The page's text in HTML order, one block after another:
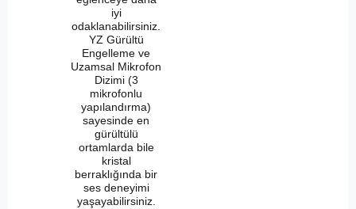
iyi
odaklanabilirsiniz.
YZ Gürültü
Engelleme ve
Uzamsal Mikrofon
Dizimi (3
mikrofonlu
yapılandırma)
sayesinde en
gürültülü
ortamlarda bile
kristal
berraklığında bir
ses deneyimi
yaşayabilirsiniz.